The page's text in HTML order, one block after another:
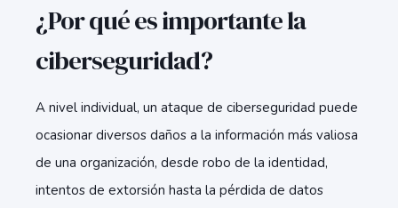
¿Por qué es importante la
ciberseguridad?
A nivel individual, un ataque de ciberseguridad puede
ocasionar diversos daños a la información más valiosa
de una organización, desde robo de la identidad,
intentos de extorsión hasta la pérdida de datos